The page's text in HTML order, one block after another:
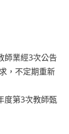
師業經3次公告
，不定期重新
度第3次教師甄